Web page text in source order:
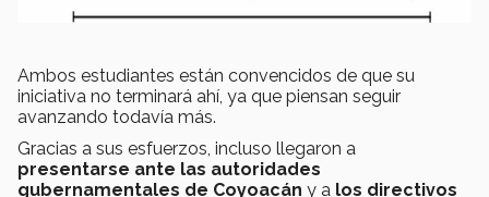
Ambos estudiantes están convencidos de que su
iniciativa no terminará ahí, ya que piensan seguir
avanzando todavía más.
Gracias a sus esfuerzos, incluso llegaron a
presentarse ante las autoridades
gubernamentales de Coyoacán y a los directivos